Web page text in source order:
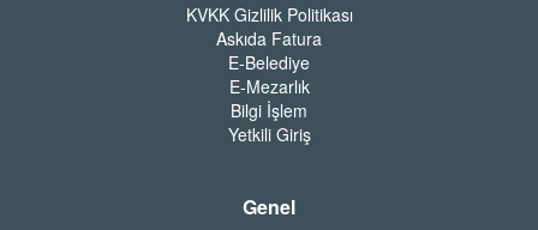
KVKK Gizlilik Politikası
Askıda Fatura
E-Belediye
E-Mezarlık
Bilgi İşlem
Yetkili Giriş
Genel